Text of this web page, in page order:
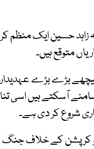
زاہد حسین ایک منظم
متوقع ہیں۔
بڑے بڑے
آسکتے ہیں اسی
شروع کر دی ہے۔
کے خلاف جنگ